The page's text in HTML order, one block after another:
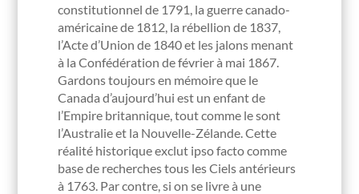
constitutionnel de 1791, la guerre canado-
américaine de 1812, la rébellion de 1837,
l’Acte d’Union de 1840 et les jalons menant
à la Confédération de février à mai 1867.
Gardons toujours en mémoire que le
Canada d’aujourd’hui est un enfant de
l’Empire britannique, tout comme le sont
l’Australie et la Nouvelle-Zélande. Cette
réalité historique exclut ipso facto comme
base de recherches tous les Ciels antérieurs
à 1763. Par contre, si on se livre à une